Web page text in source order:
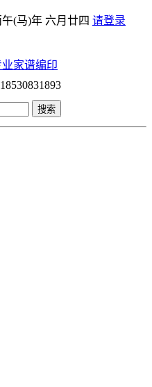
(马)年 六月廿四 请登录
搜索